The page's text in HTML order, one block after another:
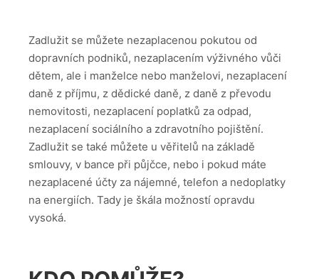
Zadlužit se můžete nezaplacenou pokutou od
dopravních podniků, nezaplacením výživného vůči
dětem, ale i manželce nebo manželovi, nezaplacení
daně z příjmu, z dědické daně, z daně z převodu
nemovitosti, nezaplacení poplatků za odpad,
nezaplacení sociálního a zdravotního pojištění.
Zadlužit se také můžete u věřitelů na základě
smlouvy, v bance při půjčce, nebo i pokud máte
nezaplacené účty za nájemné, telefon a nedoplatky
na energiích. Tady je škála možností opravdu
vysoká.